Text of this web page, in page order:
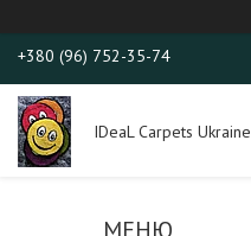
+380 (96) 752-35-74
IDeaL Carpets Ukraine